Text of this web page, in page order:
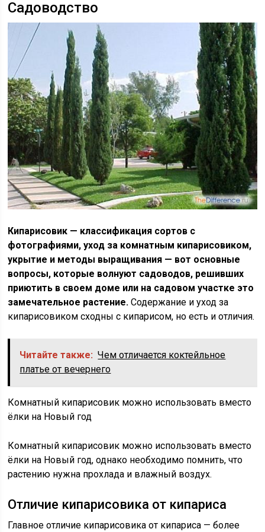
Садоводство
Кипарисовик — классификация сортов с
фотографиями, уход за комнатным кипарисовиком,
укрытие и методы выращивания — вот основные
вопросы, которые волнуют садоводов, решивших
приютить в своем доме или на садовом участке это
замечательное растение. Содержание и уход за
кипарисовиком сходны с кипарисом, но есть и отличия.
Читайте также: Чем отличается коктейльное
платье от вечернего
Комнатный кипарисовик можно использовать вместо
ёлки на Новый год
Комнатный кипарисовик можно использовать вместо
ёлки на Новый год, однако необходимо помнить, что
растению нужна прохлада и влажный воздух.
Отличие кипарисовика от кипариса
Главное отличие кипарисовика от кипариса — более